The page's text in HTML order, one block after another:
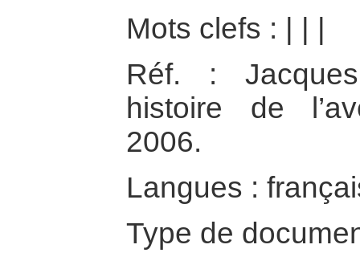
Mots clefs :
Réf. :
histoire de
2006.
Langues :
Type de